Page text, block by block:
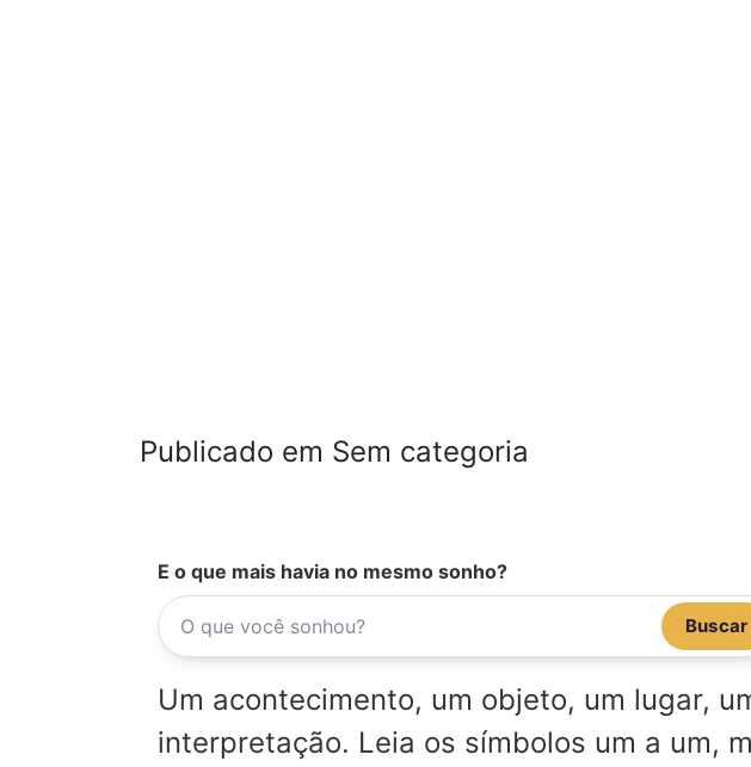
Publicado em Sem categoria
E o que mais havia no mesmo sonho?
Buscar
Um acontecimento, um objeto, um lugar,
interpretação. Leia os símbolos um a um,